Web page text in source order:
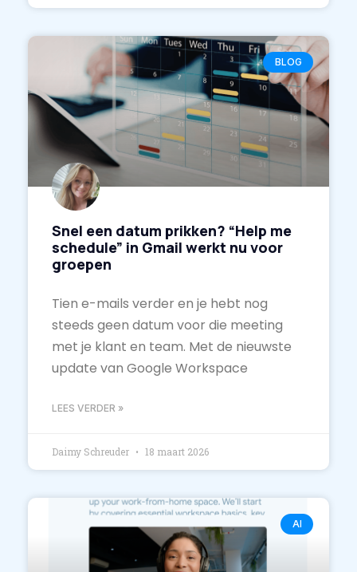
BLOG
Snel een datum prikken? “Help me
schedule” in Gmail werkt nu voor
groepen
Tien e-mails verder en je hebt nog
steeds geen datum voor die meeting
met je klant en team. Met de nieuwste
update van Google Workspace
LEES VERDER »
Daimy Schreuder 18 maart 2026
AI